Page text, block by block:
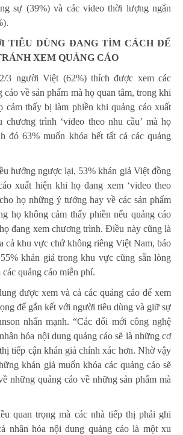
sự (39%) và các video thời lượng ngắn
TIÊU DÙNG ĐANG TÌM CÁCH ĐỂ
XEM QUẢNG CÁO
3 người Việt (62%) thích được xem các
cáo về sản phẩm mà họ quan tâm, trong khi
cảm thấy bị làm phiền khi quảng cáo xuất
chương trình ‘video theo nhu cầu’ mà họ
đó 63% muốn khóa hết tất cả các quảng
hướng ngược lại, 53% khán giả Việt đồng
xuất hiện khi họ đang xem ‘video theo
họ những ý tưởng hay về các sản phẩm
họ không cảm thấy phiền nếu quảng cáo
đang xem chương trình. Điều này cũng là
cả khu vực chứ không riêng Việt Nam, báo
khán giả trong khu vực cũng sẵn lòng
quảng cáo miễn phí.
được xem và cả các quảng cáo để xem
để gắn kết với người tiêu dùng và giữ sự
nhấn mạnh. “Các đổi mới công nghệ
hóa nội dung quảng cáo sẽ là những cơ
tiếp cận khán giả chính xác hơn. Nhờ vậy
khán giả muốn khóa các quảng cáo sẽ
những quảng cáo về những sản phẩm mà
quan trọng mà các nhà tiếp thị phải ghi
nhân hóa nội dung quảng cáo là một xu